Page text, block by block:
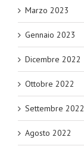
Marzo 2023
Gennaio 2023
Dicembre 2022
Ottobre 2022
Settembre 2022
Agosto 2022